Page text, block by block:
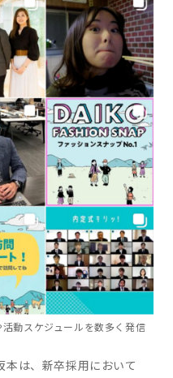
動スケジュールを数多く発信
本は、新卒採用において